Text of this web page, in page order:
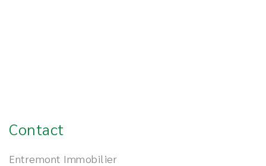
Contact
Entremont Immobilier